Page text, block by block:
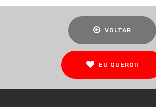
VOLTAR
EU QUERO!!